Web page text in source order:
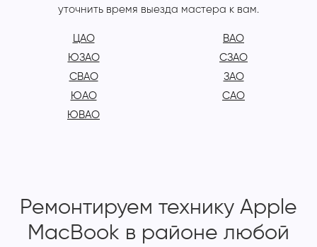
уточнить время выезда мастера к вам.
ЦАО
ЮЗАО
СВАО
ЮАО
ЮВАО
ВАО
СЗАО
ЗАО
САО
Ремонтируем технику Apple
MacBook в районе любой